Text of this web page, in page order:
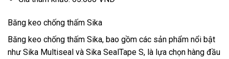
Băng keo chống thấm Sika
Băng keo chống thấm Sika, bao gồm các sản phẩm nổi bật
như Sika Multiseal và Sika SealTape S, là lựa chọn hàng đầu